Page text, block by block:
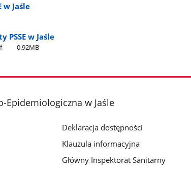
w Jaśle
PSSE w Jaśle
0.92MB
Epidemiologiczna w Jaśle
Deklaracja dostępności
Klauzula informacyjna
Główny Inspektorat Sanitarny